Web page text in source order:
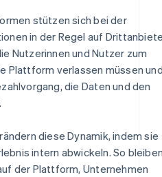
stützen sich bei der
in der Regel auf
Nutzerinnen und Nutzer zum
Plattform verlassen müssen
die Daten und den
diese Dynamik, indem sie
intern abwickeln. So
der Plattform, Unternehmen